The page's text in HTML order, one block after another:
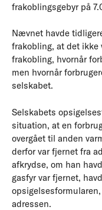
frakoblingsgebyr på
Nævnet havde
frakobling, at det ikke
frakobling, hvornår
men hvornår
selskabet.
Selskabets
situation, at en
overgået til anden
derfor var fjernet fra
afkrydse, om han
gasfyr var fjernet,
adressen.